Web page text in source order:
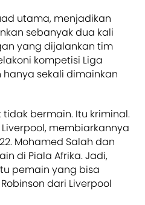
utama, menjadikan
sebanyak dua kali
yang dijalankan tim
kompetisi Liga
sekali dimainkan
bermain. Itu kriminal.
membiarkannya
Mohamed Salah dan
di Piala Afrika. Jadi,
pemain yang bisa
dari Liverpool